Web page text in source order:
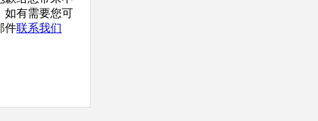
如有需要您可
件联系我们